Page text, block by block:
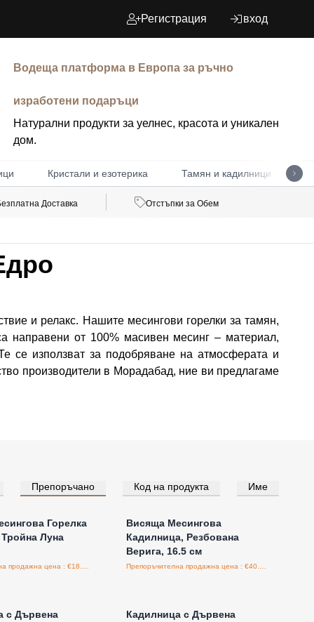
Регистрация вход
Водеща платформа в Европа за ръчно
изработени подаръци
Натурални продукти за уелнес, красота и уникален
дом.
Кристали и езотерика Тамян и кадилници
Доставка Отстъпки за Обем
и релакс. Нашите месингови горелки за тамян,
направени от 100% масивен месинг – материал,
се използват за подобряване на атмосферата и
производители в Морадабад, ние ви предлагаме
Препоръчано Код на продукта Име
за цени на едро
Горелка
Луна
Влезте за цени на едро
Висяща Месингова
Кадилница, Резбована
Верига, 16.5 см
с Дървена
Кадилница с Дървена